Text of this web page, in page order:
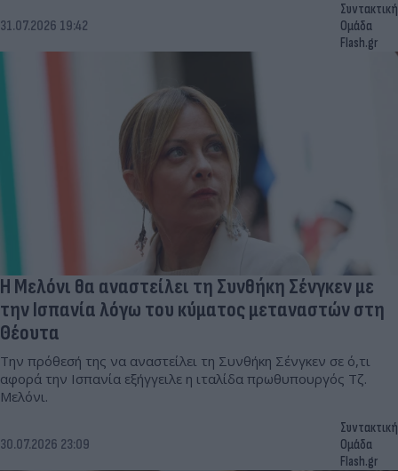
31.07.2026 19:42
Συντακτική
Ομάδα
Flash.gr
Η Μελόνι θα αναστείλει τη Συνθήκη Σένγκεν με
την Ισπανία λόγω του κύματος μεταναστών στη
Θέουτα
Την πρόθεσή της να αναστείλει τη Συνθήκη Σένγκεν σε ό,τι
αφορά την Ισπανία εξήγγειλε η ιταλίδα πρωθυπουργός Τζ.
Μελόνι.
30.07.2026 23:09
Συντακτική
Ομάδα
Flash.gr